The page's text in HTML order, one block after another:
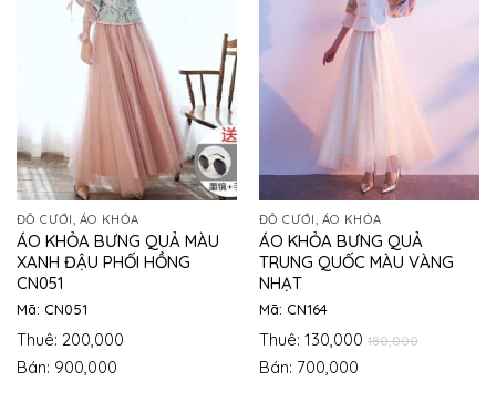
ĐỒ CƯỚI, ÁO KHỎA
ÁO KHỎA BƯNG QUẢ MÀU
XANH ĐẬU PHỐI HỒNG
CN051
Mã: CN051
Thuê: 200,000
Bán: 900,000
ĐỒ CƯỚI, ÁO KHỎA
ÁO KHỎA BƯNG QUẢ
TRUNG QUỐC MÀU VÀNG
NHẠT
Mã: CN164
Thuê: 130,000 180,000
Bán: 700,000